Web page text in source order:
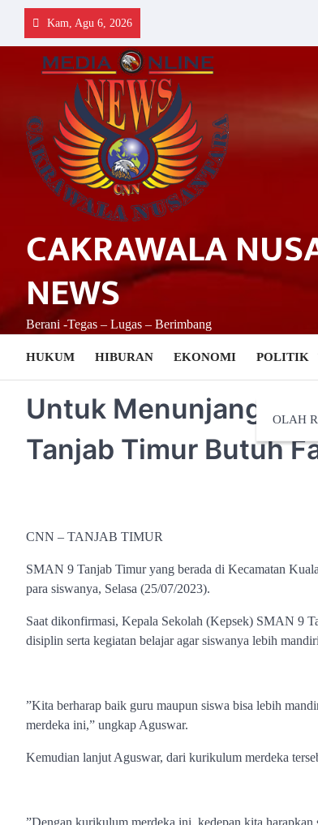
content
Kam, Agu 6, 2026
CAKRAWALA
NEWS
Berani -Tegas – Lugas – Berimbang
HUKUM HIBURAN EKONOMI POLITIK
OLAH
Untuk Menunjang
Tanjab Timur Butuh
CNN – TANJAB TIMUR
SMAN 9 Tanjab Timur yang berada di Kecamatan
para siswanya, Selasa (25/07/2023).
Saat dikonfirmasi, Kepala Sekolah (Kepsek) SMAN 9
disiplin serta kegiatan belajar agar siswanya lebih
”Kita berharap baik guru maupun siswa bisa lebih
merdeka ini,” ungkap Aguswar.
Kemudian lanjut Aguswar, dari kurikulum merdeka
”Dengan kurikulum merdeka ini, kedepan kita